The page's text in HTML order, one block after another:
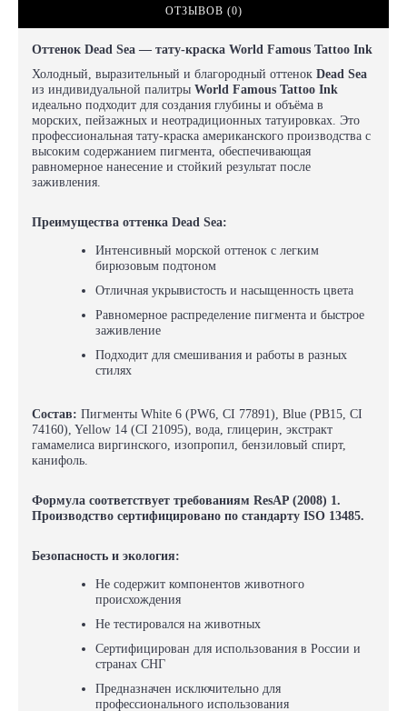
ОТЗЫВОВ (0)
Оттенок Dead Sea — тату-краска World Famous Tattoo Ink
Холодный, выразительный и благородный оттенок Dead Sea
из индивидуальной палитры World Famous Tattoo Ink
идеально подходит для создания глубины и объёма в
морских, пейзажных и неотрадиционных татуировках. Это
профессиональная тату-краска американского производства с
высоким содержанием пигмента, обеспечивающая
равномерное нанесение и стойкий результат после
заживления.
Преимущества оттенка Dead Sea:
Интенсивный морской оттенок с легким
бирюзовым подтоном
Отличная укрывистость и насыщенность цвета
Равномерное распределение пигмента и быстрое
заживление
Подходит для смешивания и работы в разных
стилях
Состав: Пигменты White 6 (PW6, CI 77891), Blue (PB15, CI
74160), Yellow 14 (CI 21095), вода, глицерин, экстракт
гамамелиса виргинского, изопропил, бензиловый спирт,
канифоль.
Формула соответствует требованиям ResAP (2008) 1.
Производство сертифицировано по стандарту ISO 13485.
Безопасность и экология:
Не содержит компонентов животного
происхождения
Не тестировался на животных
Сертифицирован для использования в России и
странах СНГ
Предназначен исключительно для
профессионального использования